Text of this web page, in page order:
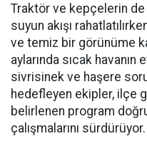
Traktör ve kepçelerin de
suyun akışı
ve temiz bir görünüme
aylarında sıcak
sivrisinek ve haşere
hedefleyen ekipler, ilçe
belirlenen program
çalışmalarını sürdürüyor.